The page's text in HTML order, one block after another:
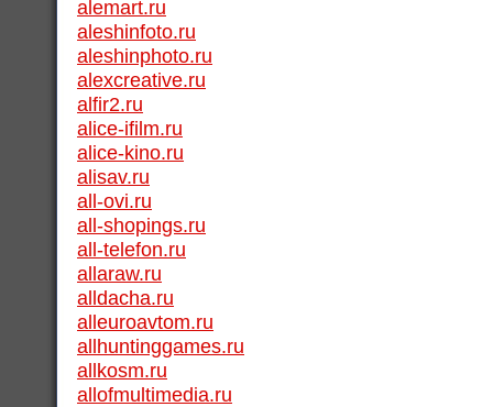
alemart.ru
aleshinfoto.ru
aleshinphoto.ru
alexcreative.ru
alfir2.ru
alice-ifilm.ru
alice-kino.ru
alisav.ru
all-ovi.ru
all-shopings.ru
all-telefon.ru
allaraw.ru
alldacha.ru
alleuroavtom.ru
allhuntinggames.ru
allkosm.ru
allofmultimedia.ru